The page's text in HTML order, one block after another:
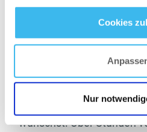
gesammelt haben.
Datenschutz- undCookie-
Cookies
Nur
Sportlern ist die Tatsache
dass tierische Proteine die
anhaltende Versorgung
wünschst. Über Stunden